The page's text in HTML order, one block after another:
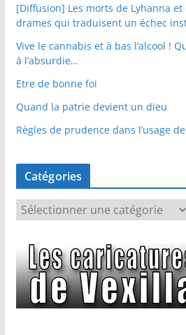
[Diffusion] Les morts de Lyhanna
drames qui traduisent un échec
Vive le cannabis et à bas l’alcool !
à l’absurdie…
Etre de bonne foi
Quand la patrie devient un dieu
Règles de prudence dans l’usage de
Catégories
a
é
g
o
r